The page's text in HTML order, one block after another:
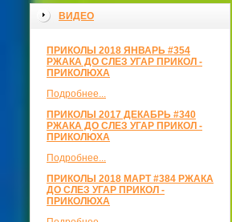
ВИДЕО
ПРИКОЛЫ 2018 ЯНВАРЬ #354
РЖАКА ДО СЛЕЗ УГАР ПРИКОЛ -
ПРИКОЛЮХА
Подробнее...
ПРИКОЛЫ 2017 ДЕКАБРЬ #340
РЖАКА ДО СЛЕЗ УГАР ПРИКОЛ -
ПРИКОЛЮХА
Подробнее...
ПРИКОЛЫ 2018 МАРТ #384 РЖАКА
ДО СЛЕЗ УГАР ПРИКОЛ -
ПРИКОЛЮХА